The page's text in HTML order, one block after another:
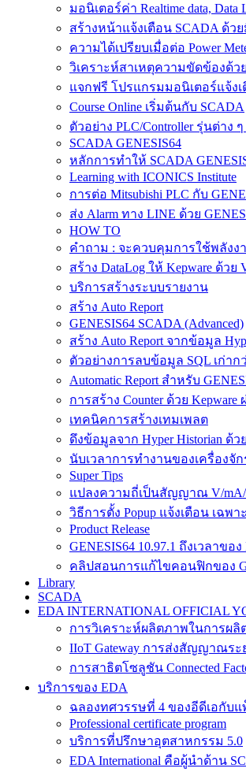
มอนิเตอร์ค่า Realtime data, Data
สร้างหน้าแจ้งเตือน SCADA ด้ว
ความได้เปรียบเมื่อต่อ Power
วิเคราะห์สาเหตุความขัดข้องด้วย
แจกฟรี โปรแกรมมอนิเตอร์แจ้งเ
Course Online เริ่มต้นกับ SCADA
ตัวอย่าง PLC/Controller รุ่นต่าง
SCADA GENESIS64
หลักการทำให้ SCADA
Learning with ICONICS Institute
การต่อ Mitsubishi PLC กับ
ส่ง Alarm ทาง LINE ด้วย
HOW TO
คำถาม : จะควบคุมการใช้พลังง
สร้าง DataLog ให้ Kepware ด้วย
บริการสร้างระบบรายงาน
สร้าง Auto Report
GENESIS64 SCADA (Advanced)
สร้าง Auto Report จากข้อมูล
ตัวอย่างการลบข้อมูล SQL เก่าก
Automatic Report สำหรับ
การสร้าง Counter ด้วย Kepware
เทคนิคการสร้างเทมเพลต
ดึงข้อมูลจาก Hyper Historian ด้วย
นับเวลาการทำงานของเครื่องจัก
Super Tips
แปลงความถี่เป็นสัญญาณ V/
วิธีการตั้ง Popup แจ้งเตือน เฉพ
Product Release
GENESIS64 10.97.1 ถึงเวลาข
คลิปสอนการแก้ไขคอนฟิกของ
Library
SCADA
EDA INTERNATIONAL OFFICIAL
การวิเคราะห์ผลิตภาพในการผลิต
IIoT Gateway การส่งสัญญาณระ
การสาธิตโซลูชัน Connected
บริการของ EDA
ฉลองทศวรรษที่ 4 ของอีดีเอกับ
Professional certificate program
บริการที่ปรึกษาอุตสาหกรรม 5.0
EDA International คือผู้นำด้าน